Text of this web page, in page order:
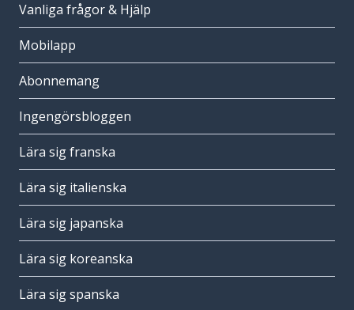
Vanliga frågor & Hjälp
Mobilapp
Abonnemang
Ingengörsbloggen
Lära sig franska
Lära sig italienska
Lära sig japanska
Lära sig koreanska
Lära sig spanska